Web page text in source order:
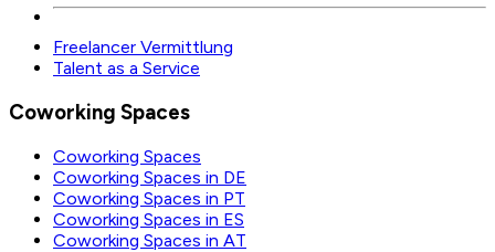
Freelancer Vermittlung
Talent as a Service
Coworking Spaces
Coworking Spaces
Coworking Spaces in DE
Coworking Spaces in PT
Coworking Spaces in ES
Coworking Spaces in AT